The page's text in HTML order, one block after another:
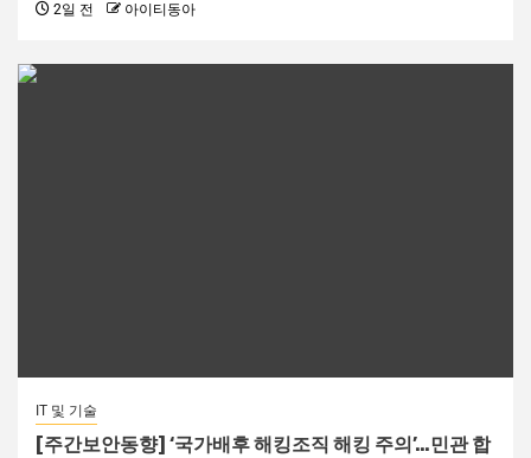
2일 전 아이티동아
IT 및 기술
[주간보안동향] ‘국가배후 해킹조직 해킹 주의’…민관 합